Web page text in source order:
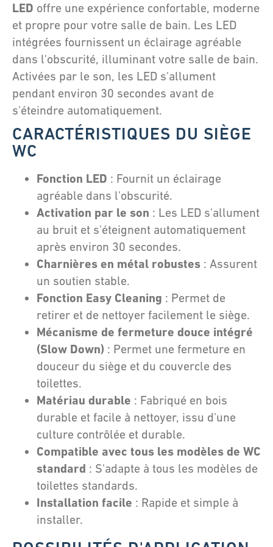
LED offre une expérience confortable, moderne
et propre pour votre salle de bain. Les LED
intégrées fournissent un éclairage agréable
dans l'obscurité, illuminant votre salle de bain.
Activées par le son, les LED s'allument
pendant environ 30 secondes avant de
s'éteindre automatiquement.
CARACTÉRISTIQUES DU SIÈGE
WC
Fonction LED : Fournit un éclairage
agréable dans l'obscurité.
Activation par le son : Les LED s'allument
au bruit et s'éteignent automatiquement
après environ 30 secondes.
Charnières en métal robustes : Assurent
un soutien stable.
Fonction Easy Cleaning : Permet de
retirer et de nettoyer facilement le siège.
Mécanisme de fermeture douce intégré
(Slow Down) : Permet une fermeture en
douceur du siège et du couvercle des
toilettes.
Matériau durable : Fabriqué en bois
durable et facile à nettoyer, issu d'une
culture contrôlée et durable.
Compatible avec tous les modèles de WC
standard : S'adapte à tous les modèles de
toilettes standards.
Installation facile : Rapide et simple à
installer.